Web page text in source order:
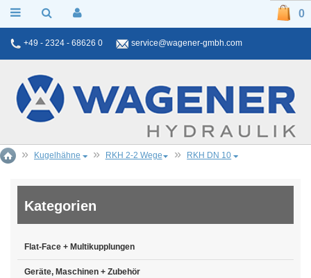
+49 - 2324 - 68626 0 service@wagener-gmbh.com
0
Kugelhähne RKH 2-2 Wege RKH DN 10
Kategorien
Flat-Face + Multikupplungen
Geräte, Maschinen + Zubehör